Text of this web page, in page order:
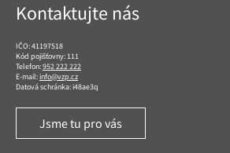
Kontaktujte nás
IČO: 41197518
Kód pojišťovny: 111
Telefon:952 222 222
E-mail:info@vzp.cz
Datová schránka: i48ae3q
Jsme tu pro vás